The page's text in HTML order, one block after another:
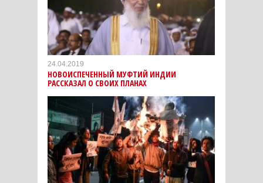
24.04.2019
НОВОИСПЕЧЕННЫЙ МУФТИЙ ИНДИИ
РАССКАЗАЛ О СВОИХ ПЛАНАХ